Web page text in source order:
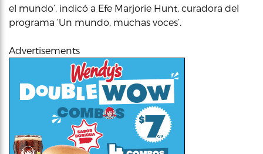
el mundo’, indicó a Efe Marjorie Hunt, curadora del
programa ‘Un mundo, muchas voces’.
Advertisements